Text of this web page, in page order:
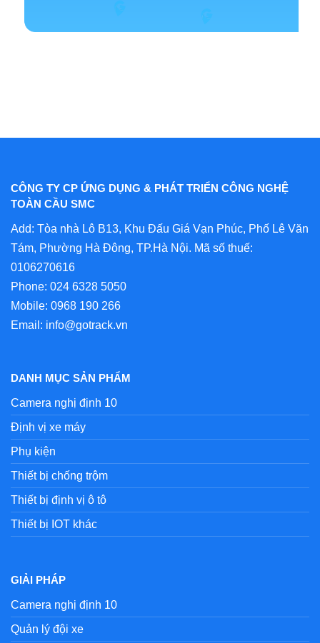
CÔNG TY CP ỨNG DỤNG & PHÁT TRIỂN CÔNG NGHỆ
TOÀN CẦU SMC
Add: Tòa nhà Lô B13, Khu Đấu Giá Vạn Phúc, Phố Lê Văn
Tám, Phường Hà Đông, TP.Hà Nội. Mã số thuế:
0106270616
Phone: 024 6328 5050
Mobile: 0968 190 266
Email: info@gotrack.vn
DANH MỤC SẢN PHẨM
Camera nghị định 10
Định vị xe máy
Phụ kiện
Thiết bị chống trộm
Thiết bị định vị ô tô
Thiết bị IOT khác
GIẢI PHÁP
Camera nghị định 10
Quản lý đội xe